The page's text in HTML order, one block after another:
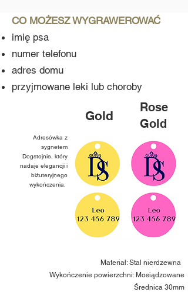
CO MOŻESZ WYGRAWEROWAĆ
imię psa
numer telefonu
adres domu
przyjmowane leki lub choroby
Gold
Rose
Gold
Adresówka z
sygnetem
Dogstojnie, który
nadaje elegancji i
biżuteryjnego
wykończenia.
Materiał: Stal nierdzewna
Wykończenie powierzchni: Mosiądzowane
Średnica 30mm